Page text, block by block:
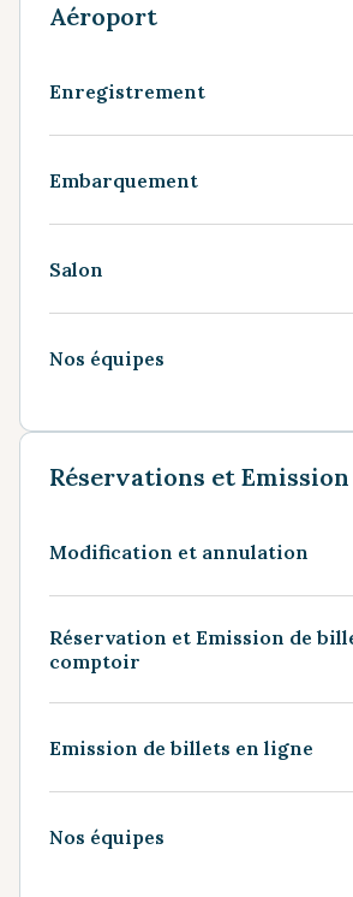
Aéroport
Enregistrement
Embarquement
Salon
Nos équipes
Réservations et
Modification et annulation
Réservation et Emission de
comptoir
Emission de billets en ligne
Nos équipes